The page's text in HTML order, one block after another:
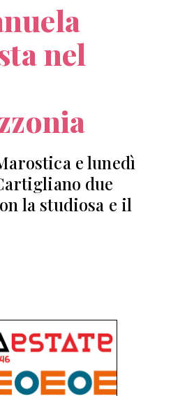
nel
e lunedì
due
la studiosa e il